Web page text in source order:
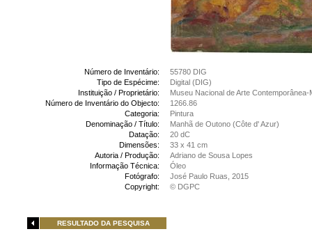
Número de Inventário:
55780 DIG
Tipo de Espécime:
Digital (DIG)
Instituição / Proprietário:
Museu Nacional de Arte Contemporânea-
Número de Inventário do Objecto:
1266.86
Categoria:
Pintura
Denominação / Título:
Manhã de Outono (Côte d' Azur)
Datação:
20 dC
Dimensões:
33 x 41 cm
Autoria / Produção:
Adriano de Sousa Lopes
Informação Técnica:
Óleo
Fotógrafo:
José Paulo Ruas, 2015
Copyright:
© DGPC
RESULTADO DA PESQUISA